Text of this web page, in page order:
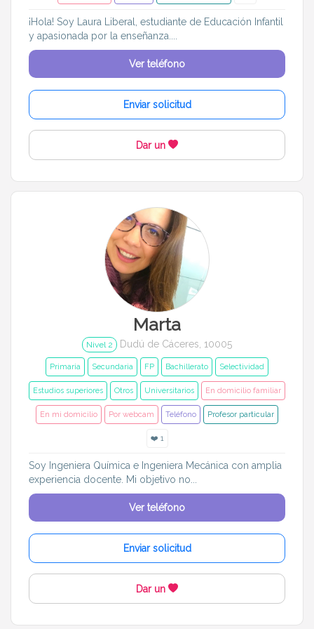
¡Hola! Soy Laura Liberal, estudiante de Educación Infantil
y apasionada por la enseñanza....
Ver teléfono
Enviar solicitud
Dar un
Marta
Nivel 2 Dudú de Cáceres, 10005
Primaria Secundaria FP Bachillerato Selectividad
Estudios superiores Otros Universitarios En domicilio familiar
En mi domicilio Por webcam Teléfono Profesor particular
❤️ 1
Soy Ingeniera Química e Ingeniera Mecánica con amplia
experiencia docente. Mi objetivo no...
Ver teléfono
Enviar solicitud
Dar un